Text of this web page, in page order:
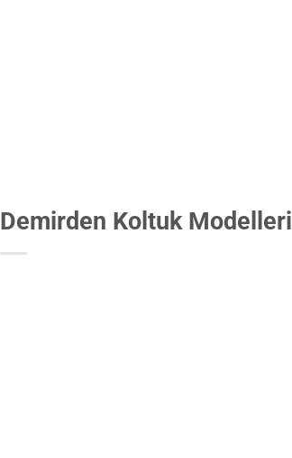
Demirden Koltuk Modelleri